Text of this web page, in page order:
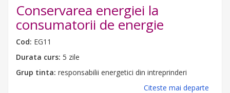
Conservarea energiei la
consumatorii de energie
Cod: EG11
Durata curs: 5 zile
Grup tinta: responsabilii energetici din intreprinderi
Citeste mai departe